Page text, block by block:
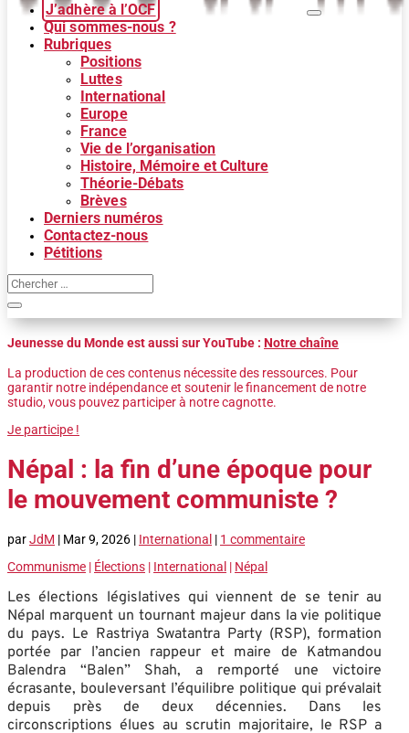
J’adhère à l’OCF
Qui sommes-nous ?
Rubriques
Positions
Luttes
International
Europe
France
Vie de l’organisation
Histoire, Mémoire et Culture
Théorie-Débats
Brèves
Derniers numéros
Contactez-nous
Pétitions
Jeunesse du Monde est aussi sur YouTube : Notre chaîne
La production de ces contenus nécessite des ressources. Pour
garantir notre indépendance et soutenir le financement de notre
studio, vous pouvez participer à notre cagnotte.
Je participe !
Népal : la fin d’une époque pour
le mouvement communiste ?
parJdM | Mar 9, 2026 | International | 1 commentaire
Communisme | Élections | International | Népal
Les élections législatives qui viennent de se tenir au
Népal marquent un tournant majeur dans la vie politique
du pays. Le Rastriya Swatantra Party (RSP), formation
portée par l’ancien rappeur et maire de Katmandou
Balendra “Balen” Shah, a remporté une victoire
écrasante, bouleversant l’équilibre politique qui prévalait
depuis près de deux décennies. Dans les
circonscriptions élues au scrutin majoritaire, le RSP a